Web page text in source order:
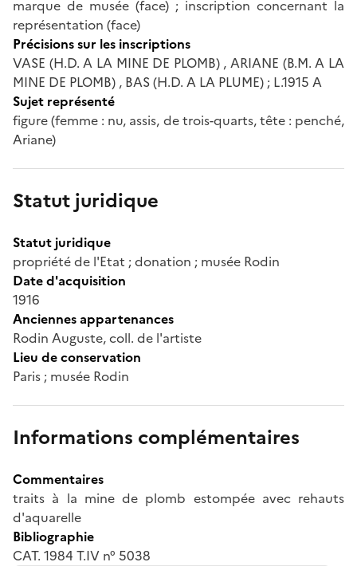
marque de musée (face) ; inscription concernant la
représentation (face)
Précisions sur les inscriptions
VASE (H.D. A LA MINE DE PLOMB) , ARIANE (B.M. A LA
MINE DE PLOMB) , BAS (H.D. A LA PLUME) ; L.1915 A
Sujet représenté
figure (femme : nu, assis, de trois-quarts, tête : penché,
Ariane)
Statut juridique
Statut juridique
propriété de l'Etat ; donation ; musée Rodin
Date d'acquisition
1916
Anciennes appartenances
Rodin Auguste, coll. de l'artiste
Lieu de conservation
Paris ; musée Rodin
Informations complémentaires
Commentaires
traits à la mine de plomb estompée avec rehauts
d'aquarelle
Bibliographie
CAT. 1984 T.IV n° 5038